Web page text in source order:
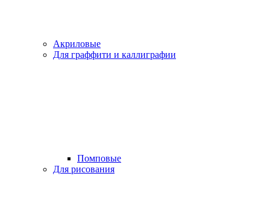
Акриловые
Для граффити и каллиграфии
Помповые
Для рисования